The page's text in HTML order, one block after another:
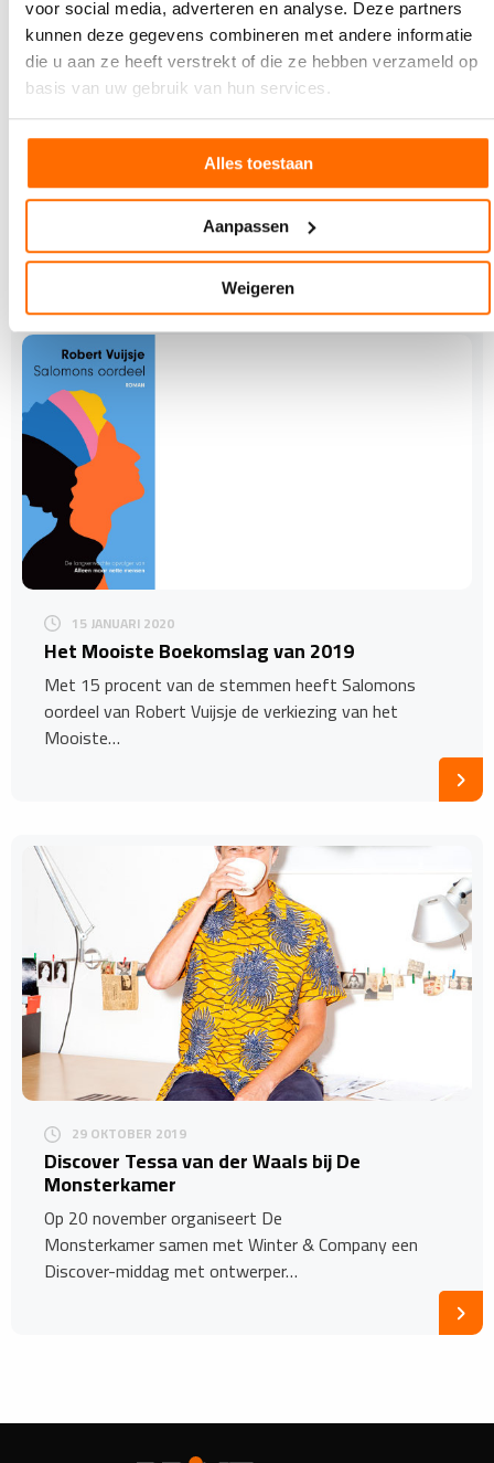
voor social media, adverteren en analyse. Deze partners
kunnen deze gegevens combineren met andere informatie
die u aan ze heeft verstrekt of die ze hebben verzameld op
basis van uw gebruik van hun services.
Alles toestaan
Aanpassen
Weigeren
11 JANUARI 2021
Wedstrijd Box your book
Een boekendoos ontwerpen van een van je
lievelingsboeken. Dat is het onderwerp van de
15 JANUARI 2020
Het Mooiste Boekomslag van 2019
Met 15 procent van de stemmen heeft Salomons
oordeel van Robert Vuijsje de verkiezing van het
Mooiste…
29 OKTOBER 2019
Discover Tessa van der Waals bij De
Monsterkamer
Op 20 november organiseert De
Monsterkamer samen met Winter & Company een
Discover-middag met ontwerper…